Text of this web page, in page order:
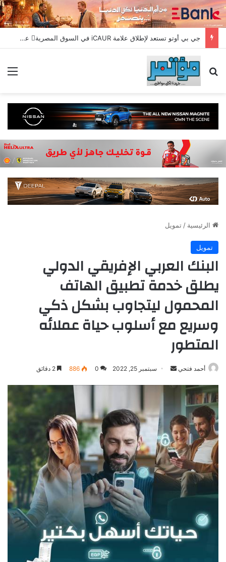
جي بي أوتو تستعد لإطلاق علامة iCAUR في السوق المصرية علامة عالمية جديدة لسيارات الطاقة الجديدة تجمع بين التكنولوجيا الذكية والتصميم الجريء وروح المغامر
بحث عن
الرئيسية / تمويل
تمويل
البنك العربي الإفريقي الدولي
يطلق خدمة تطبيق الهاتف
المحمول ليتجاوب بشكل ذكي
وسريع مع أسلوب حياة عملائه
المتطور
أحمد فتحي
أرسل
إلكترونيا
سبتمبر 25, 2022 0
886